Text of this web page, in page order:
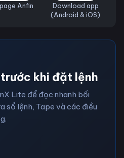
Anfin
Download app
(Android & iOS)
khi đặt lệnh
Lite để đọc nhanh bối
sổ lệnh, Tape và các điều